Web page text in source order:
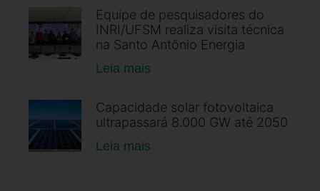
Equipe de pesquisadores do
INRI/UFSM realiza visita técnica
na Santo Antônio Energia
Leia mais
Capacidade solar fotovoltaica
ultrapassará 8.000 GW até 2050
Leia mais